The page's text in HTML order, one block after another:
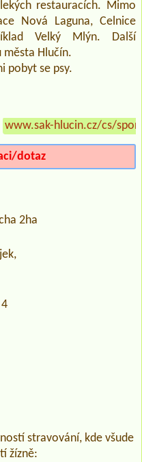
restauracích. Mimo
Nová Laguna, Celnice
Velký Mlýn. Další
města Hlučín.
pobyt se psy.
www.sak-hlucin.cz/cs/
dotaz
2ha
stravování, kde všude
žízně: